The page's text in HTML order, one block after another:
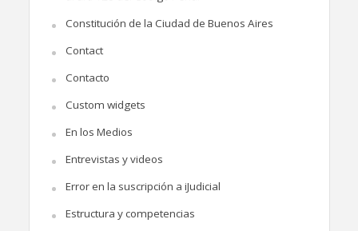
Constitución de la Ciudad de Buenos Aires
Contact
Contacto
Custom widgets
En los Medios
Entrevistas y videos
Error en la suscripción a iJudicial
Estructura y competencias